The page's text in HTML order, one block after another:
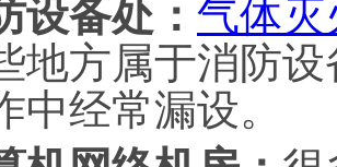
备处： 气体灭
地方属于消防
中经常漏设。